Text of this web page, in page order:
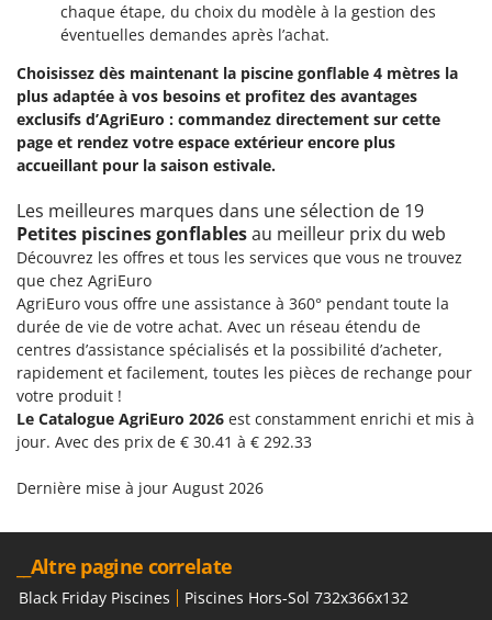
Stiga
Stocker
Sunseeker
T
Tecla
TecnoGen
Tellarini Pompe
Telwin
Tenco
Tineco
Titania
Tornado
Tre Spade
Trev - Abrek - TecnoVIR
U
Udor
Unger
chaque étape, du choix du modèle à la gestion des
éventuelles demandes après l’achat.
Choisissez dès maintenant la piscine gonflable 4 mètres la
plus adaptée à vos besoins et profitez des avantages
exclusifs d’AgriEuro : commandez directement sur cette
page et rendez votre espace extérieur encore plus
accueillant pour la saison estivale.
Les meilleures marques dans une sélection de 19
Petites piscines gonflablesau meilleur prix du web
Découvrez les offres et tous les services que vous ne trouvez
que chez AgriEuro
AgriEuro vous offre une assistance à 360° pendant toute la
durée de vie de votre achat. Avec un réseau étendu de
centres d’assistance spécialisés et la possibilité d’acheter,
rapidement et facilement, toutes les pièces de rechange pour
votre produit !
Le Catalogue AgriEuro 2026 est constamment enrichi et mis à
jour. Avec des prix de € 30.41 à € 292.33
Dernière mise à jour August 2026
__Altre pagine correlate
Black Friday Piscines Piscines Hors-Sol 732x366x132